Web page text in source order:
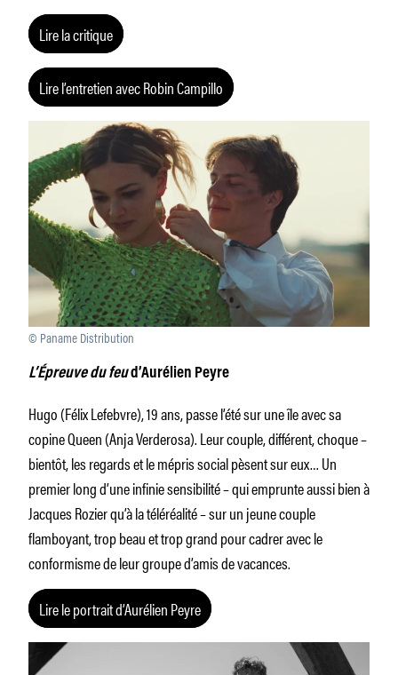
Lire la critique
Lire l’entretien avec Robin Campillo
© Paname Distribution
L’Épreuve du feud’Aurélien Peyre
Hugo (Félix Lefebvre), 19 ans, passe l’été sur une île avec sa
copine Queen (Anja Verderosa). Leur couple, différent, choque –
bientôt, les regards et le mépris social pèsent sur eux… Un
premier long d’une infinie sensibilité – qui emprunte aussi bien à
Jacques Rozier qu’à la téléréalité – sur un jeune couple
flamboyant, trop beau et trop grand pour cadrer avec le
conformisme de leur groupe d’amis de vacances.
Lire le portrait d’Aurélien Peyre